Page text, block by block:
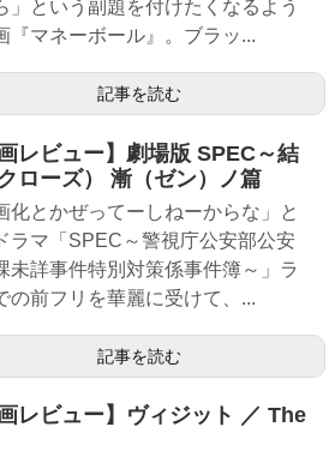
」という副題を付けたくなるよう
『マネーボール』。ブラッ...
記事を読む
画レビュー】劇場版 SPEC～結
ローズ） 漸（ゼン）ノ篇
化とかぜってーしねーからな」と
ラマ「SPEC～警視庁公安部公安
未詳事件特別対策係事件簿～」ラ
の前フリを華麗に受けて、...
記事を読む
画レビュー】ヴィジット ／ The